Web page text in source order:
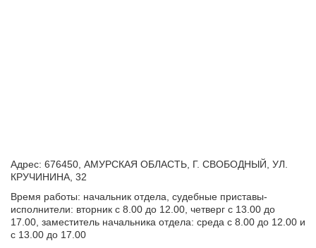
Адрес: 676450, АМУРСКАЯ ОБЛАСТЬ, Г. СВОБОДНЫЙ, УЛ.
КРУЧИНИНА, 32
Время работы: начальник отдела, судебные приставы-
исполнители: вторник с 8.00 до 12.00, четверг с 13.00 до
17.00, заместитель начальника отдела: среда с 8.00 до 12.00 и
с 13.00 до 17.00